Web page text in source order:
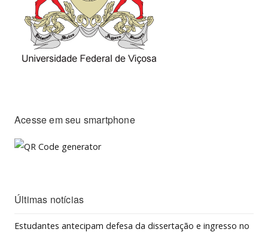
Acesse em seu smartphone
Últimas notícias
Estudantes antecipam defesa da dissertação e ingresso no